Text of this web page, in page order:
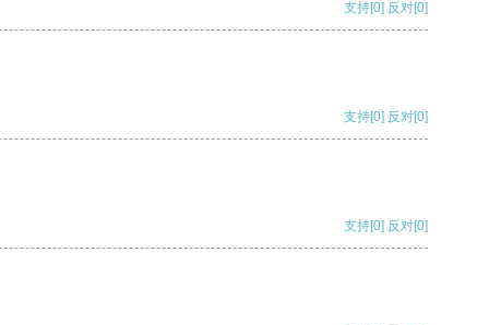
支持[0] 反对[0]
支持[0] 反对[0]
支持[0] 反对[0]